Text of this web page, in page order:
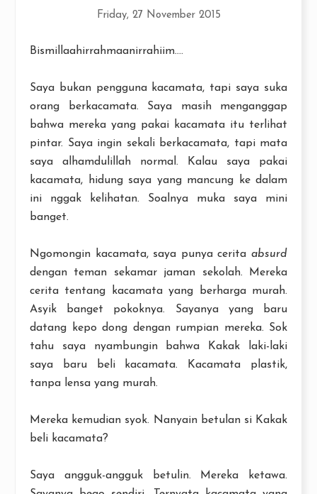
Friday, 27 November 2015
Bismillaahirrahmaanirrahiim....
Saya bukan pengguna kacamata, tapi saya suka
orang berkacamata. Saya masih menganggap
bahwa mereka yang pakai kacamata itu terlihat
pintar. Saya ingin sekali berkacamata, tapi mata
saya alhamdulillah normal. Kalau saya pakai
kacamata, hidung saya yang mancung ke dalam
ini nggak kelihatan. Soalnya muka saya mini
banget.
Ngomongin kacamata, saya punya cerita absurd
dengan teman sekamar jaman sekolah. Mereka
cerita tentang kacamata yang berharga murah.
Asyik banget pokoknya. Sayanya yang baru
datang kepo dong dengan rumpian mereka. Sok
tahu saya nyambungin bahwa Kakak laki-laki
saya baru beli kacamata. Kacamata plastik,
tanpa lensa yang murah.
Mereka kemudian syok. Nanyain betulan si Kakak
beli kacamata?
Saya angguk-angguk betulin. Mereka ketawa.